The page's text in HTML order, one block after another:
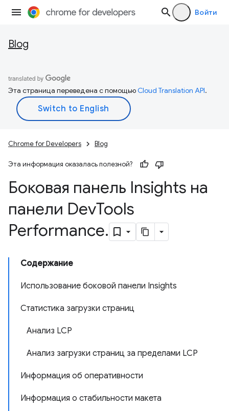
Войти
Blog
Эта страница переведена с помощьюCloud Translation API.
Chrome for Developers Blog
Эта информация оказалась полезной?
Боковая панель Insights на
панели DevTools
Performance.
Содержание
Использование боковой панели Insights
Статистика загрузки страниц
Анализ LCP
Анализ загрузки страниц за пределами LCP
Информация об оперативности
Информация о стабильности макета